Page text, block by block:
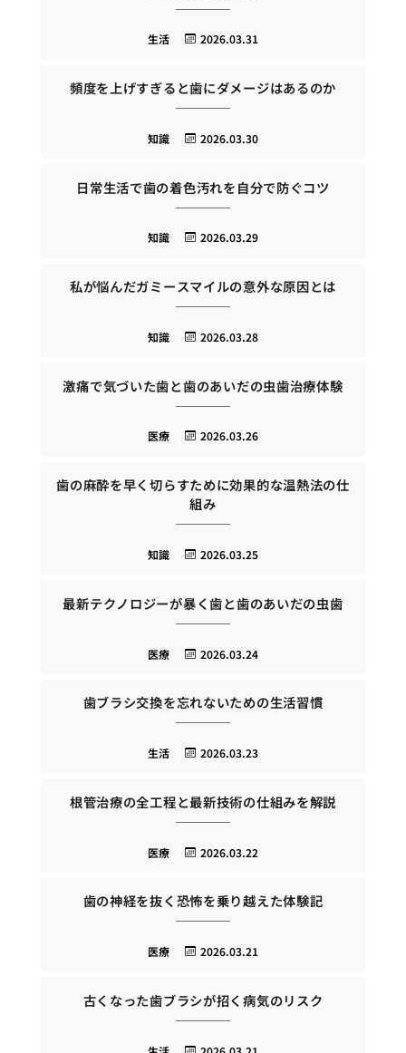
2026.03.31
生活
頻度を上げすぎると歯にダメージはあるのか
2026.03.30
知識
日常生活で歯の着色汚れを自分で防ぐコツ
2026.03.29
知識
私が悩んだガミースマイルの意外な原因とは
2026.03.28
知識
激痛で気づいた歯と歯のあいだの虫歯治療体験
2026.03.26
医療
歯の麻酔を早く切らすために効果的な温熱法の仕
組み
2026.03.25
知識
最新テクノロジーが暴く歯と歯のあいだの虫歯
2026.03.24
医療
歯ブラシ交換を忘れないための生活習慣
2026.03.23
生活
根管治療の全工程と最新技術の仕組みを解説
2026.03.22
医療
歯の神経を抜く恐怖を乗り越えた体験記
2026.03.21
医療
古くなった歯ブラシが招く病気のリスク